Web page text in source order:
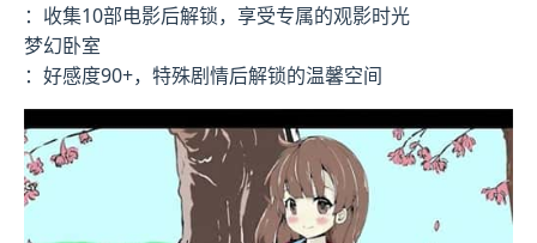
：收集10部电影后解锁，享受专属的观影时光
梦幻卧室
：好感度90+，特殊剧情后解锁的温馨空间